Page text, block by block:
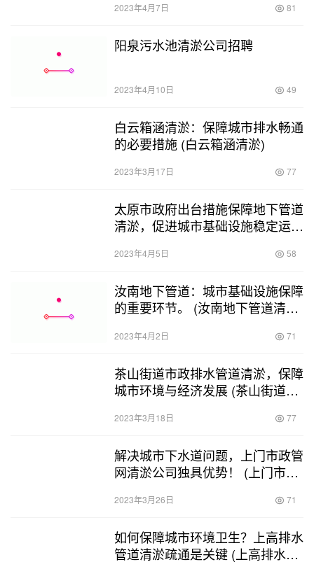
2023年4月7日 81
阳泉污水池清淤公司招聘
2023年4月10日 49
白云箱涵清淤：保障城市排水畅通
的必要措施 (白云箱涵清淤)
2023年3月17日 77
太原市政府出台措施保障地下管道
清淤，促进城市基础设施稳定运行
2023年4月5日 58
汝南地下管道：城市基础设施保障
的重要环节。 (汝南地下管道清淤
2023年4月2日 71
茶山街道市政排水管道清淤，保障
城市环境与经济发展 (茶山街道市
2023年3月18日 77
解决城市下水道问题，上门市政管
网清淤公司独具优势！ (上门市政
2023年3月26日 71
如何保障城市环境卫生？上高排水
管道清淤疏通是关键 (上高排水管